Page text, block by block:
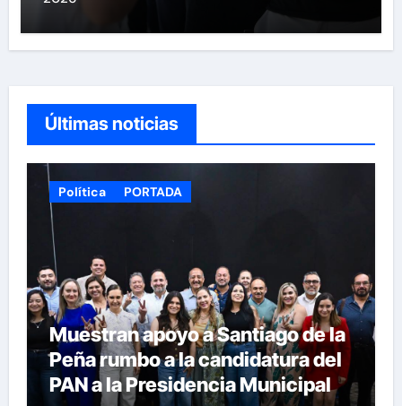
Últimas noticias
Política PORTADA
Muestran apoyo a Santiago de la
Peña rumbo a la candidatura del
PAN a la Presidencia Municipal